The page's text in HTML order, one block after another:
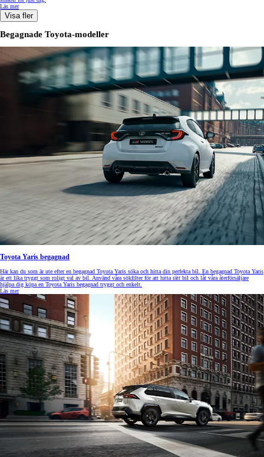
Läs mer
Visa fler
Begagnade Toyota-modeller
Toyota Yaris begagnad
Här kan du som är ute efter en begagnad Toyota Yaris söka och hitta din perfekta bil. En begagnad Toyota Yaris
är ett lika tryggt som roligt val av bil. Använd våra sökfilter för att hitta rätt bil och låt våra återförsäljare
hjälpa dig köpa en Toyota Yaris begagnad tryggt och enkelt.
Läs mer